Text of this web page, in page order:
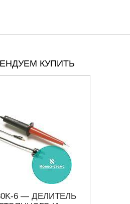
КУПИТЬ
6 — ДЕЛИТЕЛЬ